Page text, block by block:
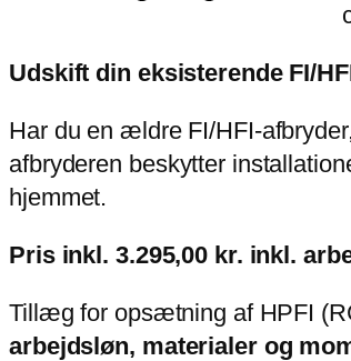
Udskift din eksisterende FI/
Har du en ældre FI/HFI-
afbryderen beskytter
hjemmet.
Pris inkl. 3.295,00 kr. inkl.
Tillæg for opsætning af HPFI
arbejdsløn, materialer og